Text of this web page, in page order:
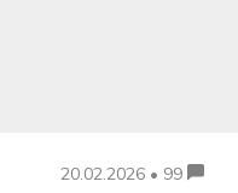
20.02.2026 • 99